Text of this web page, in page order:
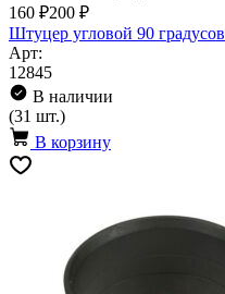
160 ₽200 ₽
Штуцер угловой 90 градусов
Арт:
12845
В наличии
(31 шт.)
В корзину